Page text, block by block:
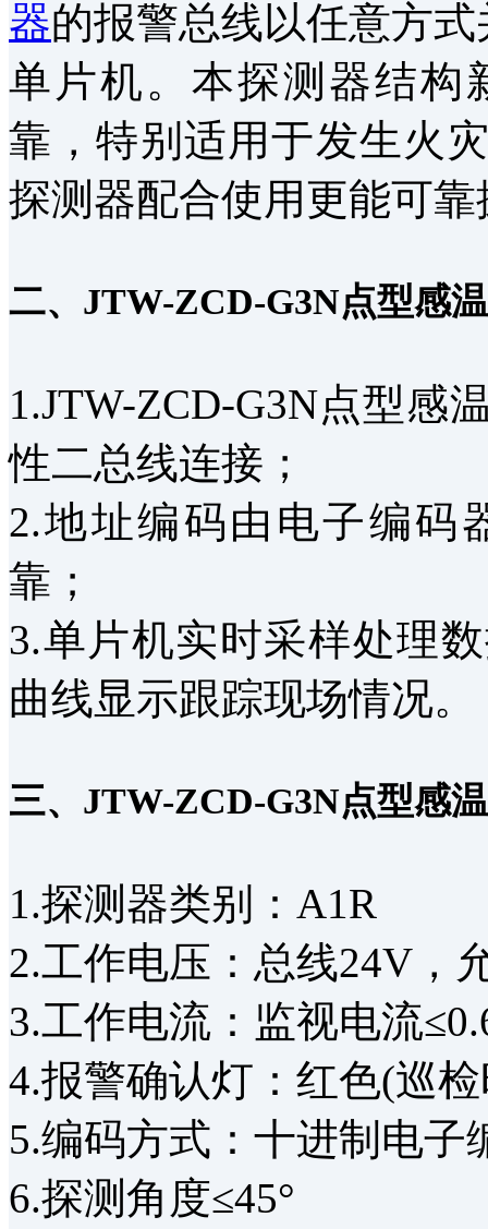
器的报警总线以任意方
单片机。本探测器结构
靠，特别适用于发生火
探测器配合使用更能可
二、JTW-ZCD-G3N点型感
1.JTW-ZCD-G3N点型感
性二总线连接；
2.地址编码由电子编码
靠；
3.单片机实时采样处理
曲线显示跟踪现场情况。
三、JTW-ZCD-G3N点型感
1.探测器类别：A1R
2.工作电压：总线24V，
3.工作电流：监视电流
4.报警确认灯：红色(巡
5.编码方式：十进制电子
6.探测角度≤45°